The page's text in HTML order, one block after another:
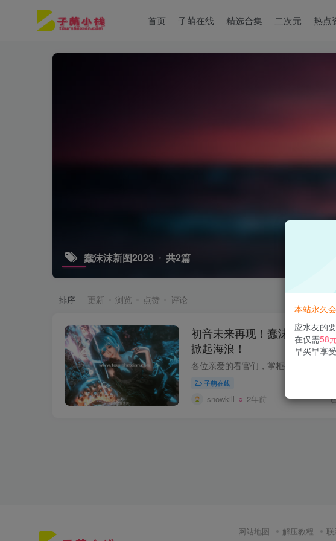
首页 子萌在线 精选合集 二次元 热点
蠢沫沫新图2023 共2篇
排序 更新 浏览 点赞 评论
初音未来再现！蠢沫沫化身
掀起海浪！
子萌在线
snowkill 2年前
网站地图 解压教程 联
本站永久
应水友的
在仅需58
早买早享